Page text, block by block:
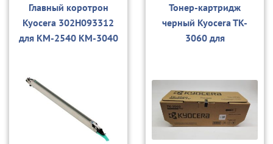
Главный коротрон
Kyocera 302H093312
для KM-2540 KM-3040
Тонер-картридж
черный Kyocera TK-
3060 для
n/M3645